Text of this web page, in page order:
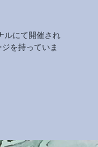
ルにて開催され
を持っていま